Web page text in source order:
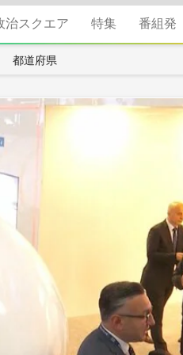
治スクエア 特集 番組発
都道府県